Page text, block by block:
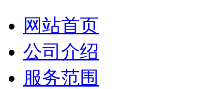
网站首页
公司介绍
服务范围